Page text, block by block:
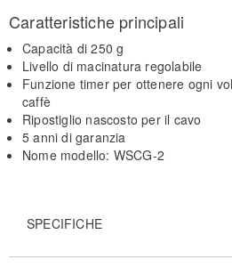
Caratteristiche principali
Capacità di 250 g
Livello di macinatura regolabile
Funzione timer per ottenere ogni
caffè
Ripostiglio nascosto per il cavo
5 anni di garanzia
Nome modello: WSCG-2
SPECIFICHE